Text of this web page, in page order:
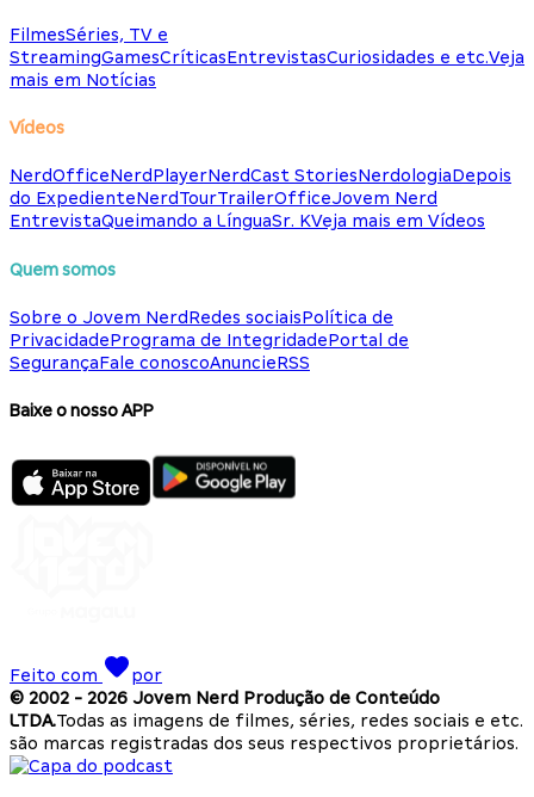
FilmesSéries, TV e
StreamingGamesCríticasEntrevistasCuriosidades e etc.Veja
mais em Notícias
Vídeos
NerdOfficeNerdPlayerNerdCast StoriesNerdologiaDepois
do ExpedienteNerdTourTrailerOfficeJovem Nerd
EntrevistaQueimando a LínguaSr. KVeja mais em Vídeos
Quem somos
Sobre o Jovem NerdRedes sociaisPolítica de
PrivacidadePrograma de IntegridadePortal de
SegurançaFale conoscoAnuncieRSS
Baixe o nosso APP
Feito com
por
© 2002 - 2026 Jovem Nerd Produção de Conteúdo
LTDA.Todas as imagens de filmes, séries, redes sociais e etc.
são marcas registradas dos seus respectivos proprietários.